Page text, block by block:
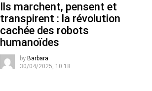
Ils marchent, pensent et
transpirent : la révolution
cachée des robots
humanoïdes
by Barbara
30/04/2025, 10:18